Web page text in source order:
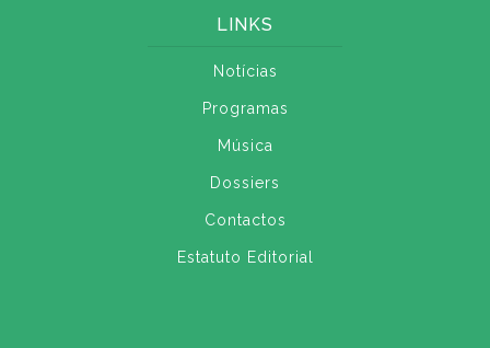
LINKS
Notícias
Programas
Música
Dossiers
Contactos
Estatuto Editorial